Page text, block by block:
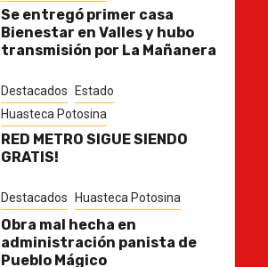
Se entregó primer casa
Bienestar en Valles y hubo
transmisión por La Mañanera
Destacados
Estado
Huasteca Potosina
RED METRO SIGUE SIENDO
GRATIS!
Destacados Huasteca Potosina
Obra mal hecha en
administración panista de
Pueblo Mágico